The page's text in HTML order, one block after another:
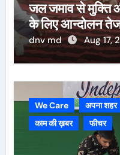
जल जमाव से मुक्ति
के लिए आन्दोलन
dnv md Aug 17,
We Care अपना शहर
काम की ख़बर
फीचर